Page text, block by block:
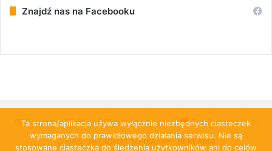
Znajdź nas na Facebooku
© Copyright 2026, All Rights Reserved | PulsRadomska.pl
O NAS PATRONAT MEDIALNY REKLAMA
Ta strona/aplikacja używa wyłącznie niezbędnych ciasteczek
wymaganych do prawidłowego działania serwisu. Nie są
stosowane ciasteczka do śledzenia użytkowników ani do celów